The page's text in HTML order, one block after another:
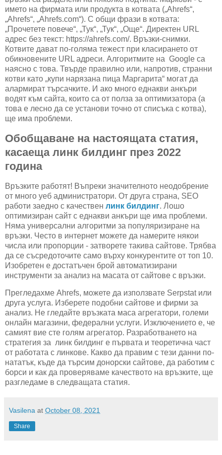
името на фирмата или продукта в котвата („Ahrefs“,
„Ahrefs“, „Ahrefs.com“). С общи фрази в котвата:
„Прочетете повече“, „Тук“, „Тук“, „Още“. Директен URL
адрес без текст: https://ahrefs.com/. Връзки-снимки.
Котвите дават по-голяма тежест при класирането от
обикновените URL адреси. Алгоритмите на Google са
наясно с това. Твърде правилно или, напротив, странни
котви като „купи нарязана пица Маргарита“ могат да
алармират търсачките. И ако много еднакви анкъри
водят към сайта, които са от полза за оптимизатора (а
това е лесно да се установи точно от списъка с котва),
ще има проблеми.
Обобщаване на настоящата статия,
касаеща линк билдинг през 2022
година
Връзките работят! Въпреки значителното неодобрение
от много уеб администратори. От друга страна, SEO
работи заедно с качествен линк билдинг. Лошо
оптимизиран сайт с еднакви анкъри ще има проблеми.
Няма универсални алгоритми за популяризиране на
връзки. Често в интернет можете да намерите някои
числа или пропорции - затворете такива сайтове. Трябва
да се съсредоточите само върху конкурентите от топ 10.
Изобретен е достатъчен брой автоматизирани
инструменти за анализ на масата от сайтове с връзки.
Прегледахме Ahrefs, можете да използвате Serpstat или
друга услуга. Изберете подобни сайтове и фирми за
анализ. Не гледайте връзката маса агрегатори, големи
онлайн магазини, федерални услуги. Изключението е, че
самият вие сте голям агрегатор. Разработването на
стратегия за линк билдинг е първата и теоретична част
от работата с линкове. Какво да правим с тези данни по-
нататък, къде да търсим донорски сайтове, да работим с
борси и как да проверяваме качеството на връзките, ще
разгледаме в следващата статия.
Vasilena at October 08, 2021
Share